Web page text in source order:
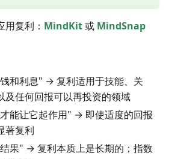
用复利： MindKit或 MindSnap
和利息" → 复利适用于技能、关
及任何回报可以再投资的领域
能让它起作用" → 即使适度的回报
著复利
果" → 复利本质上是长期的；指数